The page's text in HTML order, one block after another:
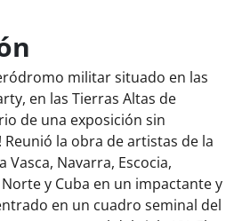
militar situado en las
en las Tierras Altas de
de una exposición sin
Reunió la obra de artistas de la
Navarra, Escocia,
y Cuba en un impactante y
en un cuadro seminal del